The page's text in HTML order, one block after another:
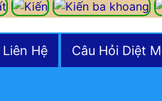
Liên Hệ Câu Hỏi Diệt